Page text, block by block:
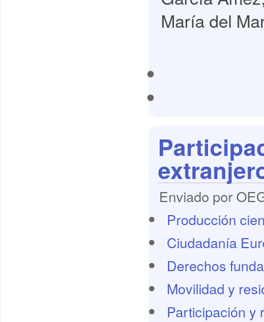
María del
Enviado por
Producción
Ciudadanía
Derechos
Movilidad y
Participación y